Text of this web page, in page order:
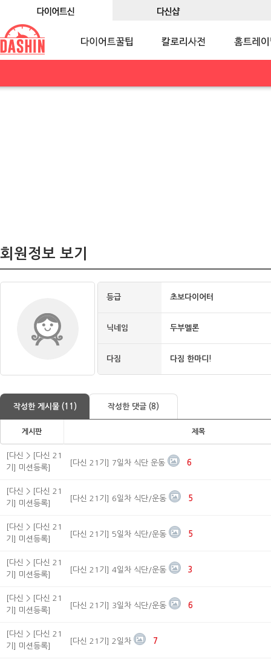
회원정보 보기
등급 초보다이어터
닉네임 두부멜론
다짐 다짐 한마디!
작성한 게시물 (11) 작성한 댓글 (8)
게시판 제목
[다신 > [다신 21
기] 미션등록]
[다신 21기] 7일차 식단 운동 6
[다신 > [다신 21
기] 미션등록]
[다신 21기] 6일차 식단/운동 5
[다신 > [다신 21
기] 미션등록]
[다신 21기] 5일차 식단/운동 5
[다신 > [다신 21
기] 미션등록]
[다신 21기] 4일차 식단/운동 3
[다신 > [다신 21
기] 미션등록]
[다신 21기] 3일차 식단/운동 6
[다신 > [다신 21
기] 미션등록]
[다신 21기] 2일차 7